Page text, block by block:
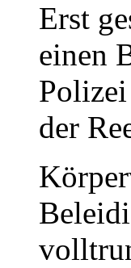
Erst
einen
der